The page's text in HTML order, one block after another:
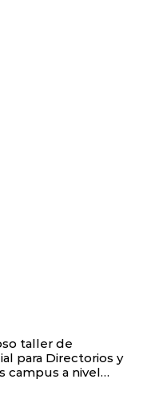
taller de
para Directorios y
campus a nivel